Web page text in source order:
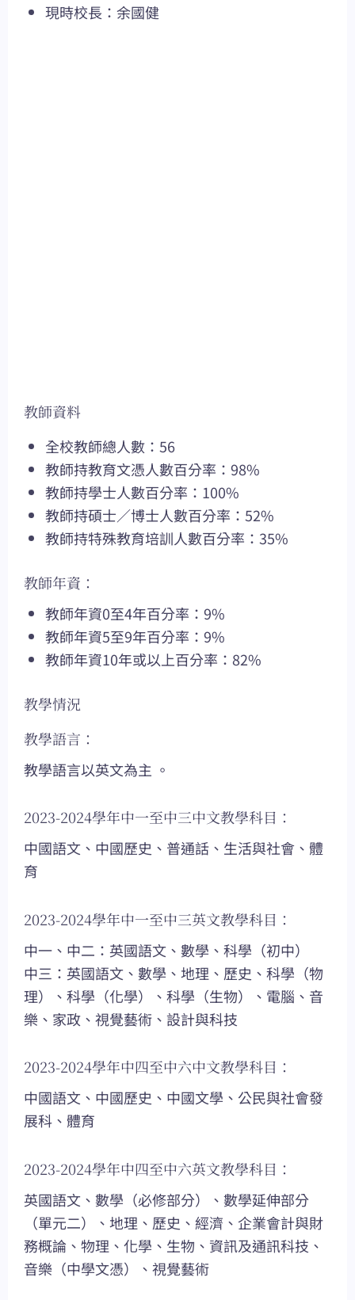
現時校長：余國健
教師資料
全校教師總人數：56
教師持教育文憑人數百分率：98%
教師持學士人數百分率：100%
教師持碩士／博士人數百分率：52%
教師持特殊教育培訓人數百分率：35%
教師年資：
教師年資0至4年百分率：9%
教師年資5至9年百分率：9%
教師年資10年或以上百分率：82%
教學情況
教學語言：
教學語言以英文為主 。
2023-2024學年中一至中三中文教學科目：
中國語文、中國歷史、普通話、生活與社會、體
育
2023-2024學年中一至中三英文教學科目：
中一、中二：英國語文、數學、科學（初中）
中三：英國語文、數學、地理、歷史、科學（物
理）、科學（化學）、科學（生物）、電腦、音
樂、家政、視覺藝術、設計與科技
2023-2024學年中四至中六中文教學科目：
中國語文、中國歷史、中國文學、公民與社會發
展科、體育
2023-2024學年中四至中六英文教學科目：
英國語文、數學（必修部分）、數學延伸部分
（單元二）、地理、歷史、經濟、企業會計與財
務概論、物理、化學、生物、資訊及通訊科技、
音樂（中學文憑）、視覺藝術